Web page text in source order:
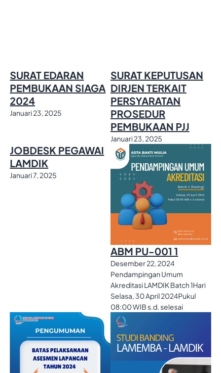
SURAT EDARAN
PEMBUKAAN SIAGA
2024
Januari 23, 2025
SURAT KEPUTUSAN
DIRJEN TERKAIT
PERSYARATAN
PROSEDUR
PEMBUKAAN PJJ
Januari 23, 2025
JOBDESK PEGAWAI
LAMDIK
Januari 7, 2025
ABM PU-001 1
Desember 22, 2024
Pendampingan Umum
Akreditasi LAMDIK Batch 1Hari
Selasa, 30 April 2024Pukul
08:00 WIB s.d. selesai